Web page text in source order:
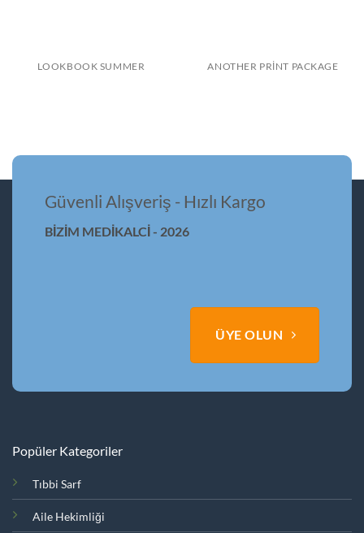
LOOKBOOK SUMMER ANOTHER PRINT PACKAGE
Güvenli Alışveriş - Hızlı Kargo
BİZİM MEDİKALCİ - 2026
ÜYE OLUN
Popüler Kategoriler
Tıbbi Sarf
Aile Hekimliği